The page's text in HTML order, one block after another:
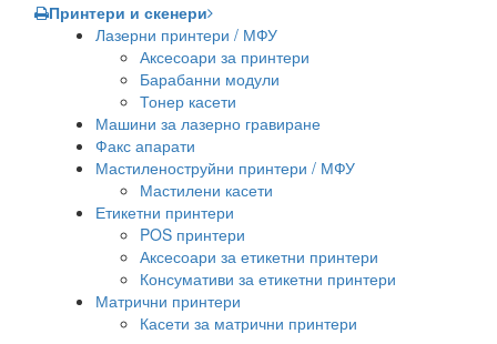
Принтери и скенери
Лазерни принтери / МФУ
Аксесоари за принтери
Барабанни модули
Тонер касети
Машини за лазерно гравиране
Факс апарати
Мастиленоструйни принтери / МФУ
Мастилени касети
Етикетни принтери
POS принтери
Аксесоари за етикетни принтери
Консумативи за етикетни принтери
Матрични принтери
Касети за матрични принтери